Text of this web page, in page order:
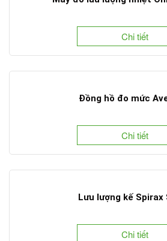
Chi tiết
Đồng hồ đo mức
Chi tiết
Lưu lượng kế Spirax
Chi tiết